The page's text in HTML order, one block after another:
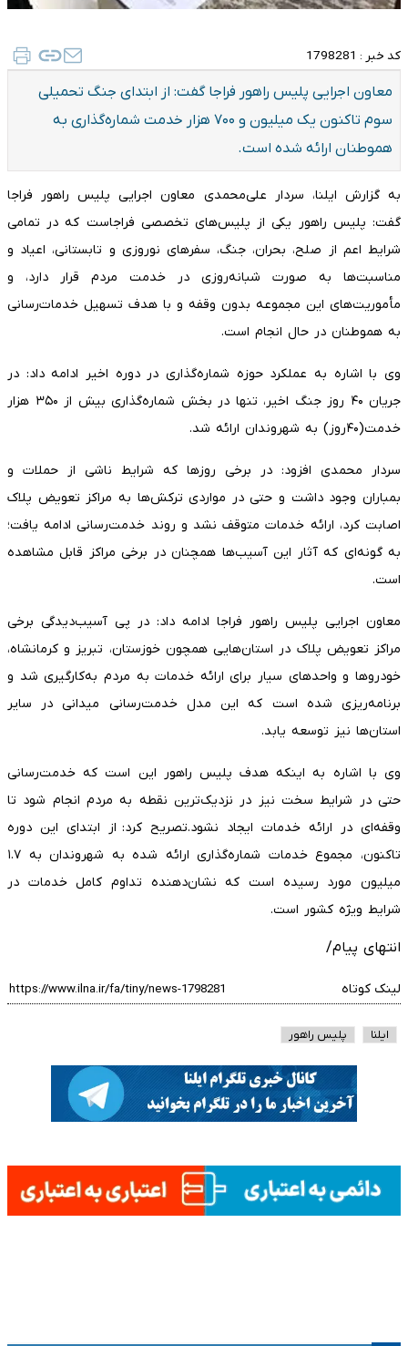
کد خبر : 1798281
معاون اجرایی پلیس راهور فراجا گفت: از ابتدای جنگ تحمیلی
سوم تاکنون یک میلیون و ۷۰۰ هزار خدمت شماره‌گذاری به
هموطنان ارائه شده است.
به گزارش ایلنا، سردار علی‌محمدی معاون اجرایی پلیس راهور فراجا
گفت: پلیس راهور یکی از پلیس‌های تخصصی فراجاست که در تمامی
شرایط اعم از صلح، بحران، جنگ، سفرهای نوروزی و تابستانی، اعیاد و
مناسبت‌ها به صورت شبانه‌روزی در خدمت مردم قرار دارد، و
مأموریت‌های این مجموعه بدون وقفه و با هدف تسهیل خدمات‌رسانی
به هموطنان در حال انجام است.
وی با اشاره به عملکرد حوزه شماره‌گذاری در دوره اخیر ادامه داد: در
جریان ۴۰ روز جنگ اخیر، تنها در بخش شماره‌گذاری بیش از ۳۵۰ هزار
خدمت(۴۰روز) به شهروندان ارائه شد.
سردار محمدی افزود: در برخی روزها که شرایط ناشی از حملات و
بمباران وجود داشت و حتی در مواردی ترکش‌ها به مراکز تعویض پلاک
اصابت کرد، ارائه خدمات متوقف نشد و روند خدمت‌رسانی ادامه یافت؛
به‌ گونه‌ای که آثار این آسیب‌ها همچنان در برخی مراکز قابل مشاهده
است.
معاون اجرایی پلیس راهور فراجا ادامه داد: در پی آسیب‌دیدگی برخی
مراکز تعویض پلاک در استان‌هایی همچون خوزستان، تبریز و کرمانشاه،
خودروها و واحدهای سیار برای ارائه خدمات به مردم به‌کارگیری شد و
برنامه‌ریزی شده است که این مدل خدمت‌رسانی میدانی در سایر
استان‌ها نیز توسعه یابد.
وی با اشاره به اینکه هدف پلیس راهور این است که خدمت‌رسانی
حتی در شرایط سخت نیز در نزدیک‌ترین نقطه به مردم انجام شود تا
وقفه‌ای در ارائه خدمات ایجاد نشود.تصریح کرد: از ابتدای این دوره
تاکنون، مجموع خدمات شماره‌گذاری ارائه‌ شده به شهروندان به ۱.۷
میلیون مورد رسیده است که نشان‌دهنده تداوم کامل خدمات در
شرایط ویژه کشور است.
انتهای پیام/
لینک کوتاه
ایلنا پلیس راهور